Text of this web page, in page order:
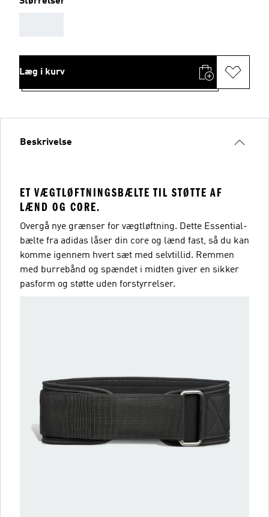
Læg i kurv
Beskrivelse
ET VÆGTLØFTNINGSBÆLTE TIL STØTTE AF
LÆND OG CORE.
Overgå nye grænser for vægtløftning. Dette Essential-
bælte fra adidas låser din core og lænd fast, så du kan
komme igennem hvert sæt med selvtillid. Remmen
med burrebånd og spændet i midten giver en sikker
pasform og støtte uden forstyrrelser.